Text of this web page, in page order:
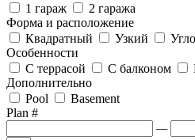
1 гараж
2 гаража
Форма и расположение
Квадратный
Узкий
Особенности
С террасой
С балконом
Дополнительно
Pool
Basement
Plan #
—